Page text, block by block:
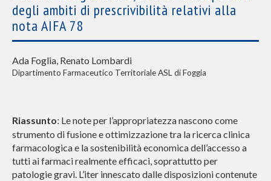
degli ambiti di prescrivibilità relativi alla
nota AIFA 78
Ada Foglia, Renato Lombardi
Dipartimento Farmaceutico Territoriale ASL di Foggia
Riassunto: Le note per l’appropriatezza nascono come
strumento di fusione e ottimizzazione tra la ricerca clinica
farmacologica e la sostenibilità economica dell’accesso a
tutti ai farmaci realmente efficaci, soprattutto per
patologie gravi. L’iter innescato dalle disposizioni contenute